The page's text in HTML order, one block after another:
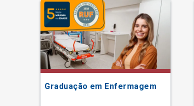
Graduação em Enfermagem